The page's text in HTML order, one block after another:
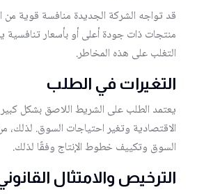
قد تواجه الشركة الجديدة منافسة قوية من
منتجات ذات جودة أعلى أو بأسعار
التغلب على هذه المخاطر.
التغيرات في الطلب
يعتمد الطلب على الشريط اللاصق بشكل
الاقتصادية وتغير احتياجات السوق. لذلك،
السوق وتكييف خطوط الإنتاج وفقًا لذلك.
الترخيص والامتثال